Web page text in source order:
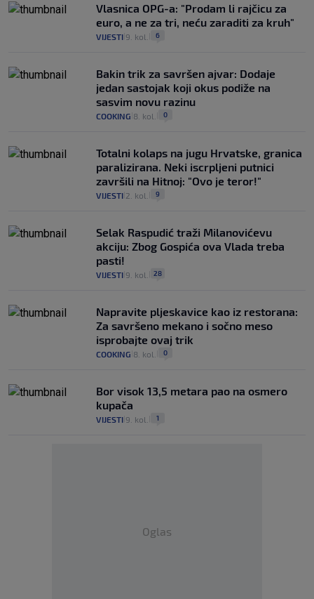
Vlasnica OPG-a: "Prodam li rajčicu za
euro, a ne za tri, neću zaraditi za kruh"
VIJESTI 9. kol. 6
Bakin trik za savršen ajvar: Dodaje
jedan sastojak koji okus podiže na
sasvim novu razinu
COOKING 8. kol. 0
Totalni kolaps na jugu Hrvatske, granica
paralizirana. Neki iscrpljeni putnici
završili na Hitnoj: "Ovo je teror!"
VIJESTI 2. kol. 9
Selak Raspudić traži Milanovićevu
akciju: Zbog Gospića ova Vlada treba
pasti!
VIJESTI 9. kol. 28
Napravite pljeskavice kao iz restorana:
Za savršeno mekano i sočno meso
isprobajte ovaj trik
COOKING 8. kol. 0
Bor visok 13,5 metara pao na osmero
kupača
VIJESTI 9. kol. 1
Oglas